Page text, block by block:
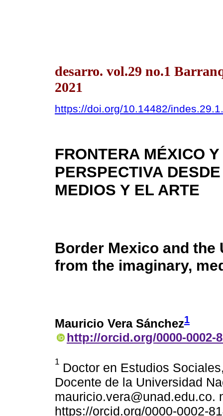
desarro. vol.29 no.1
2021
https://doi.org/10.14482/
FRONTERA MÉXICO
PERSPECTIVA
MEDIOS Y EL ARTE
Border Mexico and
from the imaginary,
Mauricio Vera Sánchez1
http://orcid.org/0000-0002-
1 Doctor en Estudios
Docente de la Universidad
mauricio.vera@unad.edu.co.
https://orcid.org/0000-0002-